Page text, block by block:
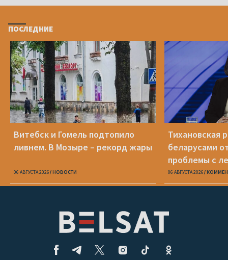
ПОСЛЕДНИЕ
Витебск и Гомель подтопило
ливнем. В Мозыре – рекорд жары
06 АВГУСТА 2026 НОВОСТИ
Тихановская
беларусами
проблемы с
06 АВГУСТА 2026